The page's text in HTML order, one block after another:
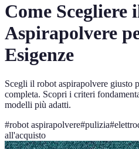
Come
Aspirapolvere
Esigenze
Scegli il robot aspirapolvere giusto
completa. Scopri i criteri
modelli più adatti.
#robot aspirapolvere#pulizia#
all'acquisto